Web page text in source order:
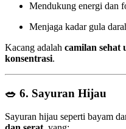
Mendukung energi dan
Menjaga kadar gula
Kacang adalah camilan sehat
konsentrasi.
🥗 6. Sayuran Hijau
Sayuran hijau seperti bayam